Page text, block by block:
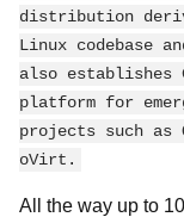
distribution
Linux codebase
also establishes
platform for
projects such as
oVirt.
All the way up to